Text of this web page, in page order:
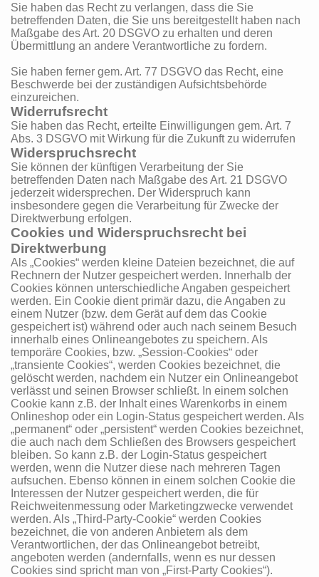
Sie haben das Recht zu verlangen, dass die Sie
betreffenden Daten, die Sie uns bereitgestellt haben nach
Maßgabe des Art. 20 DSGVO zu erhalten und deren
Übermittlung an andere Verantwortliche zu fordern.
Sie haben ferner gem. Art. 77 DSGVO das Recht, eine
Beschwerde bei der zuständigen Aufsichtsbehörde
einzureichen.
Widerrufsrecht
Sie haben das Recht, erteilte Einwilligungen gem. Art. 7
Abs. 3 DSGVO mit Wirkung für die Zukunft zu widerrufen
Widerspruchsrecht
Sie können der künftigen Verarbeitung der Sie
betreffenden Daten nach Maßgabe des Art. 21 DSGVO
jederzeit widersprechen. Der Widerspruch kann
insbesondere gegen die Verarbeitung für Zwecke der
Direktwerbung erfolgen.
Cookies und Widerspruchsrecht bei
Direktwerbung
Als „Cookies“ werden kleine Dateien bezeichnet, die auf
Rechnern der Nutzer gespeichert werden. Innerhalb der
Cookies können unterschiedliche Angaben gespeichert
werden. Ein Cookie dient primär dazu, die Angaben zu
einem Nutzer (bzw. dem Gerät auf dem das Cookie
gespeichert ist) während oder auch nach seinem Besuch
innerhalb eines Onlineangebotes zu speichern. Als
temporäre Cookies, bzw. „Session-Cookies“ oder
„transiente Cookies“, werden Cookies bezeichnet, die
gelöscht werden, nachdem ein Nutzer ein Onlineangebot
verlässt und seinen Browser schließt. In einem solchen
Cookie kann z.B. der Inhalt eines Warenkorbs in einem
Onlineshop oder ein Login-Status gespeichert werden. Als
„permanent“ oder „persistent“ werden Cookies bezeichnet,
die auch nach dem Schließen des Browsers gespeichert
bleiben. So kann z.B. der Login-Status gespeichert
werden, wenn die Nutzer diese nach mehreren Tagen
aufsuchen. Ebenso können in einem solchen Cookie die
Interessen der Nutzer gespeichert werden, die für
Reichweitenmessung oder Marketingzwecke verwendet
werden. Als „Third-Party-Cookie“ werden Cookies
bezeichnet, die von anderen Anbietern als dem
Verantwortlichen, der das Onlineangebot betreibt,
angeboten werden (andernfalls, wenn es nur dessen
Cookies sind spricht man von „First-Party Cookies“).